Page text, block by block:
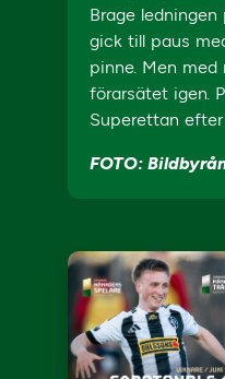
Brage
gick till paus
pinne. Men
förarsätet igen.
Superettan
FOTO: